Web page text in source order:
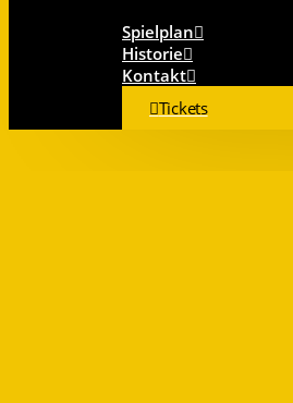
Spielplan
Historie
Kontakt
Tickets